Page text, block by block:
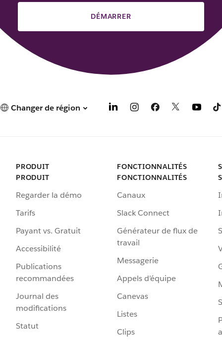
DÉMARRER
Changer de région
PRODUIT
PRODUIT
Regarder la démo
Tarifs
Payant vs. Gratuit
Accessibilité
Publications
recommandées
Journal des
modifications
Statut
FONCTIONNALITÉS
FONCTIONNALITÉS
Canaux
Slack Connect
Générateur de flux de
travail
Messagerie
Appels d’équipe
Canevas
Listes
Clips